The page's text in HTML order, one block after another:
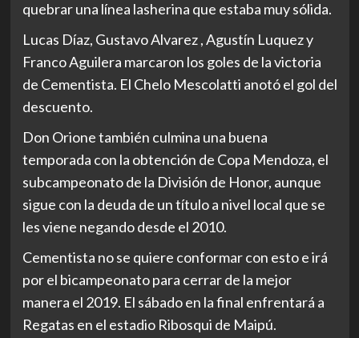
quebrar una línea lasherina que estaba muy sólida.
Lucas Díaz, Gustavo Alvarez , Agustín Luquez y
Franco Aguilera marcaron los goles de la victoria
de Cementista. El Chelo Mescolatti anotó el gol del
descuento.
Don Orione también culmina una buena
temporada con la obtención de Copa Mendoza, el
subcampeonato de la División de Honor, aunque
sigue con la deuda de un título a nivel local que se
les viene negando desde el 2010.
Cementista no se quiere conformar con esto e irá
por el bicampeonato para cerrar de la mejor
manera el 2019. El sábado en la final enfrentará a
Regatas en el estadio Ribosqui de Maipú.